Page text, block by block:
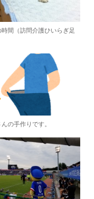
間（訪問介護ひいらぎ足
の手作りです。